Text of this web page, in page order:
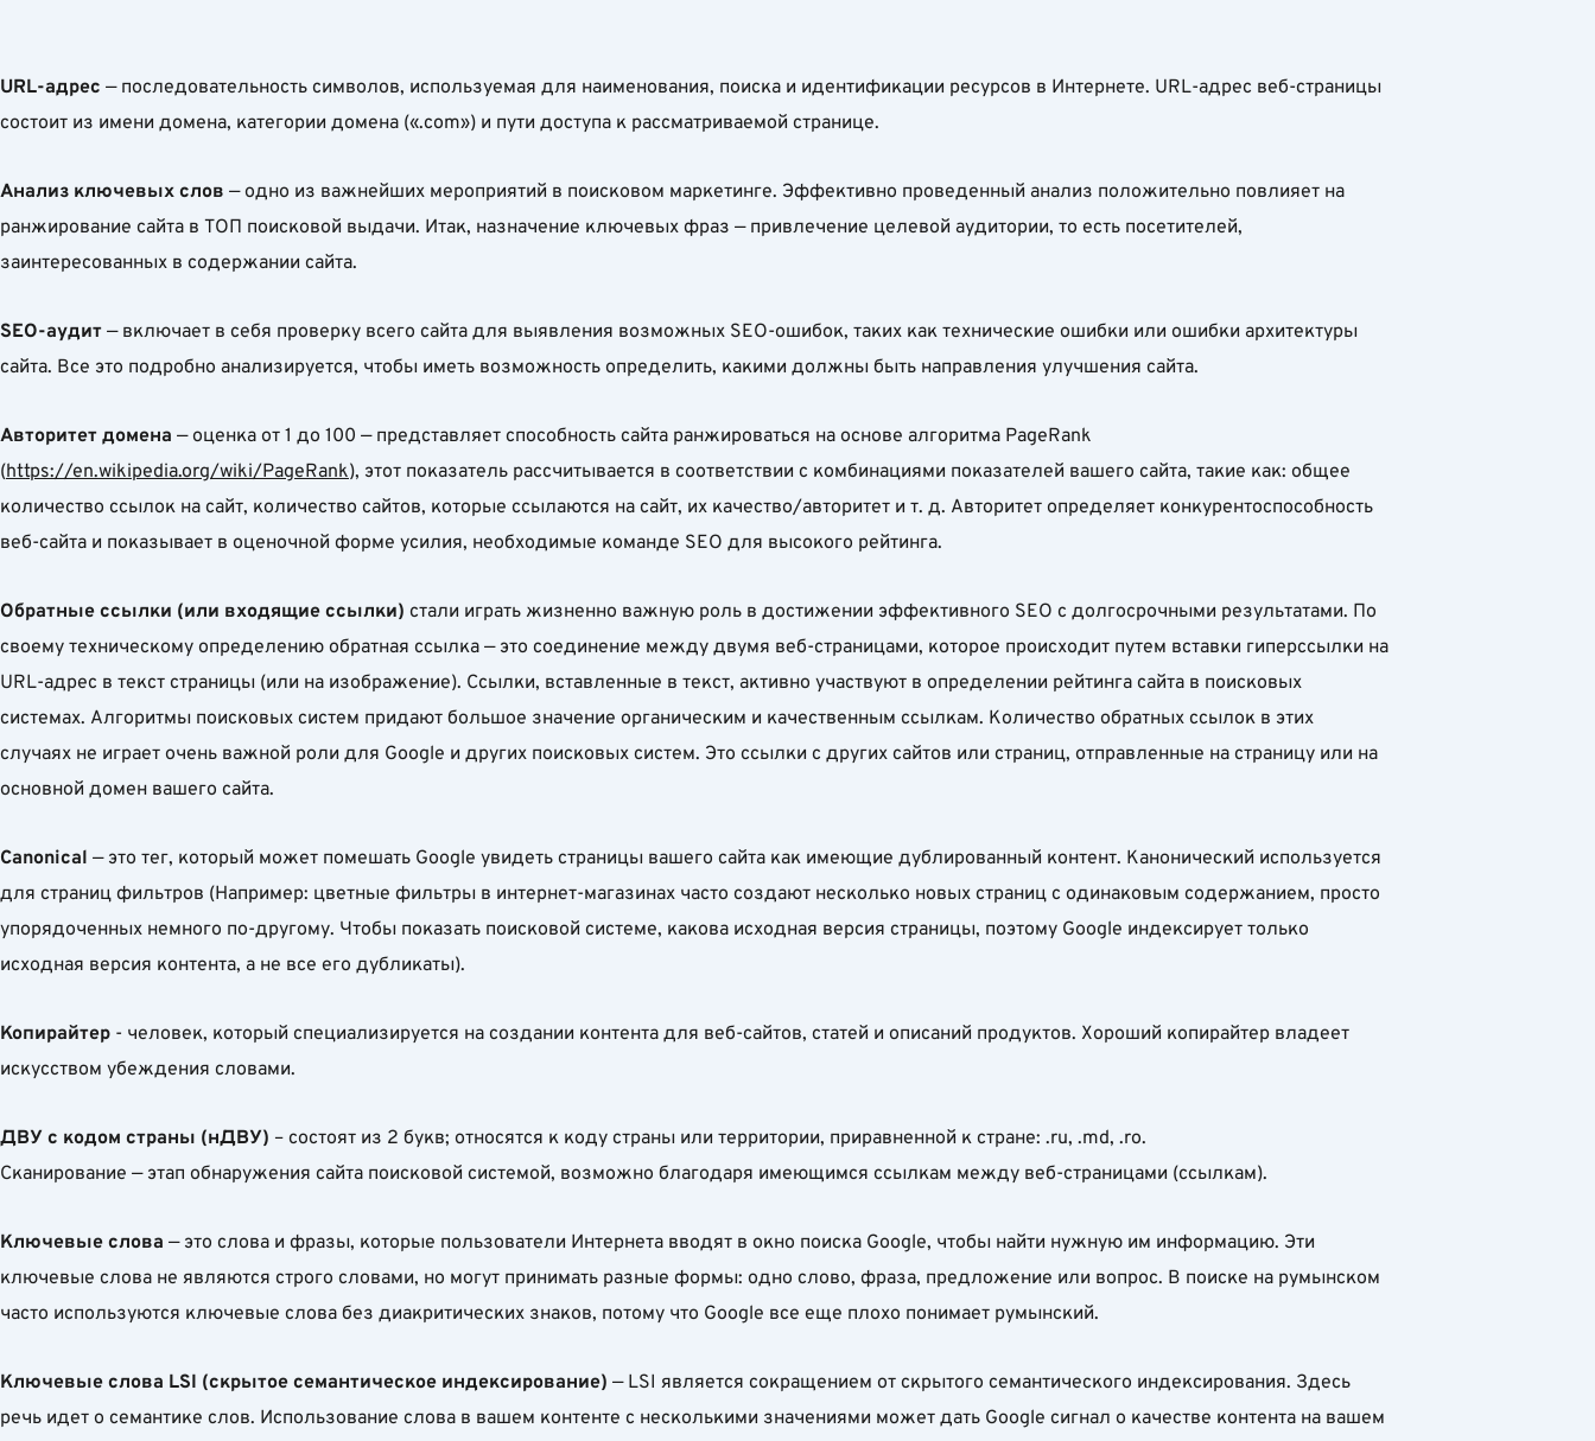
URL-адрес — последовательность символов, используемая для наименования, поиска и идентификации ресурсов в Интернете. URL-адрес веб-страницы
состоит из имени домена, категории домена («.com») и пути доступа к рассматриваемой странице.
Анализ ключевых слов — одно из важнейших мероприятий в поисковом маркетинге. Эффективно проведенный анализ положительно повлияет на
ранжирование сайта в ТОП поисковой выдачи. Итак, назначение ключевых фраз — привлечение целевой аудитории, то есть посетителей,
заинтересованных в содержании сайта.
SEO-аудит — включает в себя проверку всего сайта для выявления возможных SEO-ошибок, таких как технические ошибки или ошибки архитектуры
сайта. Все это подробно анализируется, чтобы иметь возможность определить, какими должны быть направления улучшения сайта.
Авторитет домена — оценка от 1 до 100 — представляет способность сайта ранжироваться на основе алгоритма PageRank
(https://en.wikipedia.org/wiki/PageRank), этот показатель рассчитывается в соответствии с комбинациями показателей вашего сайта, такие как: общее
количество ссылок на сайт, количество сайтов, которые ссылаются на сайт, их качество/авторитет и т. д. Авторитет определяет конкурентоспособность
веб-сайта и показывает в оценочной форме усилия, необходимые команде SEO для высокого рейтинга.
Обратные ссылки (или входящие ссылки) стали играть жизненно важную роль в достижении эффективного SEO с долгосрочными результатами. По
своему техническому определению обратная ссылка — это соединение между двумя веб-страницами, которое происходит путем вставки гиперссылки на
URL-адрес в текст страницы (или на изображение). Ссылки, вставленные в текст, активно участвуют в определении рейтинга сайта в поисковых
системах. Алгоритмы поисковых систем придают большое значение органическим и качественным ссылкам. Количество обратных ссылок в этих
случаях не играет очень важной роли для Google и других поисковых систем. Это ссылки с других сайтов или страниц, отправленные на страницу или на
основной домен вашего сайта.
Canonical — это тег, который может помешать Google увидеть страницы вашего сайта как имеющие дублированный контент. Канонический используется
для страниц фильтров (Например: цветные фильтры в интернет-магазинах часто создают несколько новых страниц с одинаковым содержанием, просто
упорядоченных немного по-другому. Чтобы показать поисковой системе, какова исходная версия страницы, поэтому Google индексирует только
исходная версия контента, а не все его дубликаты).
Копирайтер - человек, который специализируется на создании контента для веб-сайтов, статей и описаний продуктов. Хороший копирайтер владеет
искусством убеждения словами.
ДВУ с кодом страны (нДВУ) – состоят из 2 букв; относятся к коду страны или территории, приравненной к стране: .ru, .md, .ro.
Сканирование — этап обнаружения сайта поисковой системой, возможно благодаря имеющимся ссылкам между веб-страницами (ссылкам).
Ключевые слова — это слова и фразы, которые пользователи Интернета вводят в окно поиска Google, чтобы найти нужную им информацию. Эти
ключевые слова не являются строго словами, но могут принимать разные формы: одно слово, фраза, предложение или вопрос. В поиске на румынском
часто используются ключевые слова без диакритических знаков, потому что Google все еще плохо понимает румынский.
Ключевые слова LSI (скрытое семантическое индексирование) — LSI является сокращением от скрытого семантического индексирования. Здесь
речь идет о семантике слов. Использование слова в вашем контенте с несколькими значениями может дать Google сигнал о качестве контента на вашем